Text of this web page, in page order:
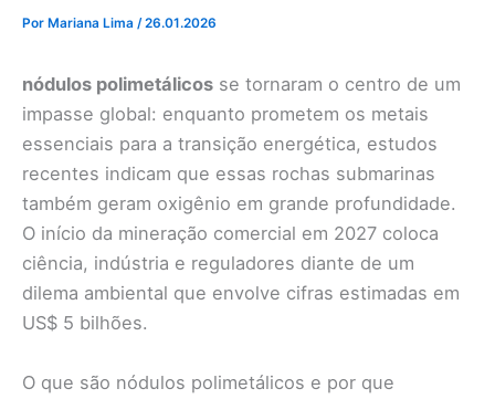
Por Mariana Lima /26.01.2026
nódulos polimetálicos se tornaram o centro de um
impasse global: enquanto prometem os metais
essenciais para a transição energética, estudos
recentes indicam que essas rochas submarinas
também geram oxigênio em grande profundidade.
O início da mineração comercial em 2027 coloca
ciência, indústria e reguladores diante de um
dilema ambiental que envolve cifras estimadas em
US$ 5 bilhões.
O que são nódulos polimetálicos e por que